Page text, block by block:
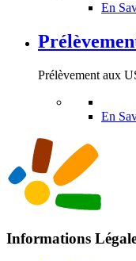
En
Prélèvement aux
En
Informations